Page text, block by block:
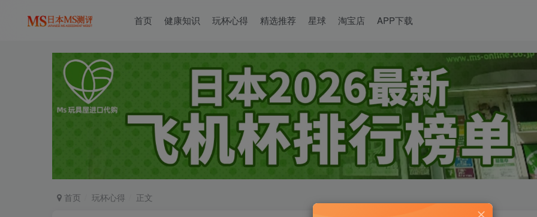
首页 健康知识 玩杯心得 精选推荐 星球 淘宝店 APP下载
首页 玩杯心得 正文